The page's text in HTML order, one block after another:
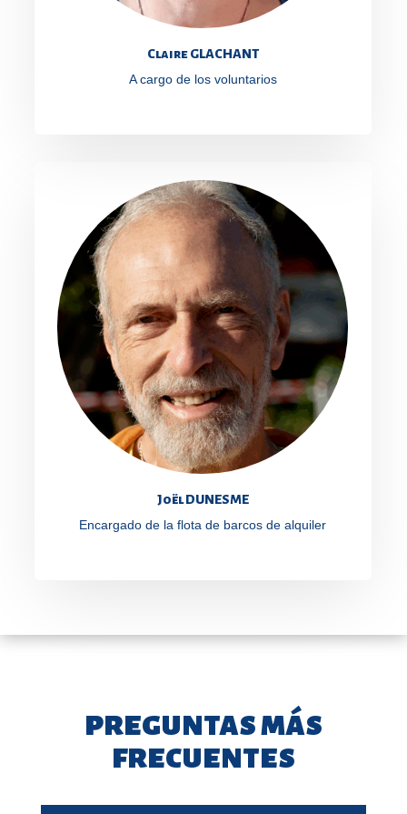
Claire GLACHANT
A cargo de los voluntarios
Joël DUNESME
Encargado de la flota de barcos de alquiler
preguntas más
frecuentes